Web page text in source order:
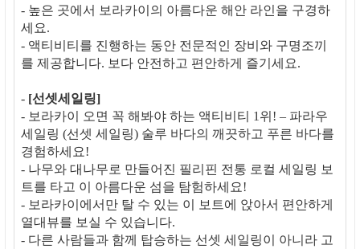
- 높은 곳에서 보라카이의 아름다운 해안 라인을 구경하
세요.
- 액티비티를 진행하는 동안 전문적인 장비와 구명조끼
를 제공합니다. 보다 안전하고 편안하게 즐기세요.
- [선셋세일링]
- 보라카이 오면 꼭 해봐야 하는 액티비티 1위! – 파라우
세일링 (선셋 세일링) 술루 바다의 깨끗하고 푸른 바다를
경험하세요!
- 나무와 대나무로 만들어진 필리핀 전통 로컬 세일링 보
트를 타고 이 아름다운 섬을 탐험하세요!
- 보라카이에서만 탈 수 있는 이 보트에 앉아서 편안하게
열대뷰를 보실 수 있습니다.
- 다른 사람들과 함께 탑승하는 선셋 세일링이 아니라 고